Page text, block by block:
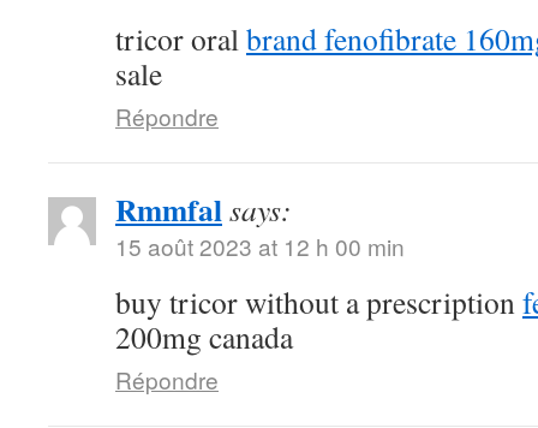
tricor oralbrand fenofibrate
sale
Répondre
Rmmfalsays:
15 août 2023 at 12 h 00 min
buy tricor without a prescription
200mg canada
Répondre